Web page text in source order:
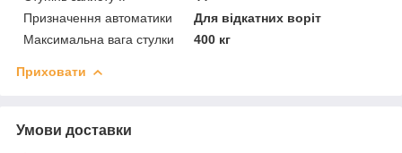
Призначення автоматики
Для відкатних воріт
Максимальна вага стулки
400 кг
Приховати
Умови доставки